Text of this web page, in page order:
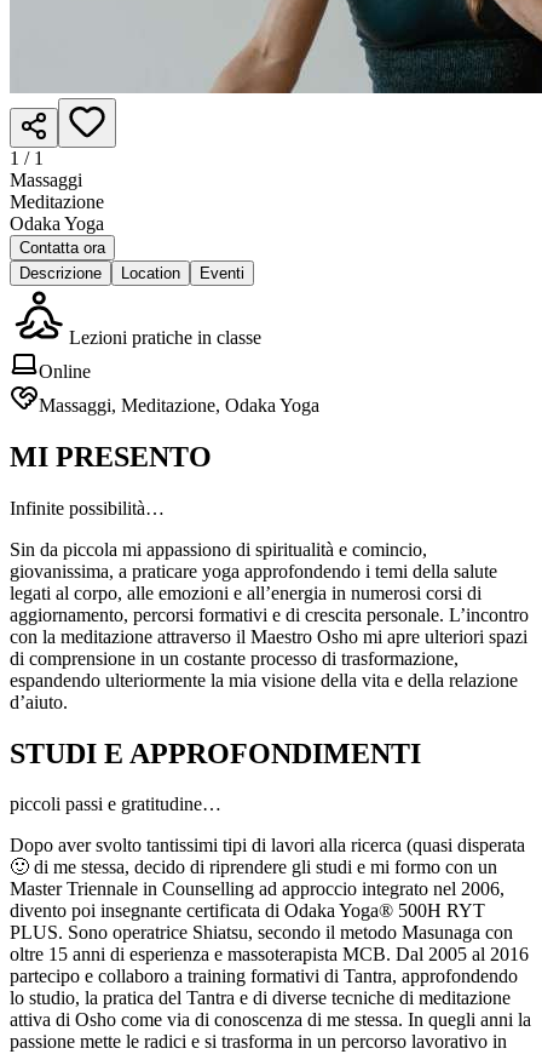
1 / 1
Massaggi
Meditazione
Odaka Yoga
Contatta ora
Descrizione
Location Eventi
Lezioni pratiche in classe
Online
Massaggi, Meditazione, Odaka Yoga
MI PRESENTO
Infinite possibilità…
Sin da piccola mi appassiono di spiritualità e comincio,
giovanissima, a praticare yoga approfondendo i temi della salute
legati al corpo, alle emozioni e all’energia in numerosi corsi di
aggiornamento, percorsi formativi e di crescita personale. L’incontro
con la meditazione attraverso il Maestro Osho mi apre ulteriori spazi
di comprensione in un costante processo di trasformazione,
espandendo ulteriormente la mia visione della vita e della relazione
d’aiuto.
STUDI E APPROFONDIMENTI
piccoli passi e gratitudine…
Dopo aver svolto tantissimi tipi di lavori alla ricerca (quasi disperata
🙂 di me stessa, decido di riprendere gli studi e mi formo con un
Master Triennale in Counselling ad approccio integrato nel 2006,
divento poi insegnante certificata di Odaka Yoga® 500H RYT
PLUS. Sono operatrice Shiatsu, secondo il metodo Masunaga con
oltre 15 anni di esperienza e massoterapista MCB. Dal 2005 al 2016
partecipo e collaboro a training formativi di Tantra, approfondendo
lo studio, la pratica del Tantra e di diverse tecniche di meditazione
attiva di Osho come via di conoscenza di me stessa. In quegli anni la
passione mette le radici e si trasforma in un percorso lavorativo in